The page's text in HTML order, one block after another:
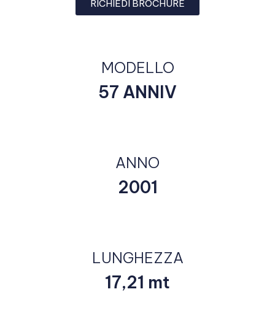
RICHIEDI BROCHURE
MODELLO
57 ANNIV
ANNO
2001
LUNGHEZZA
17,21 mt